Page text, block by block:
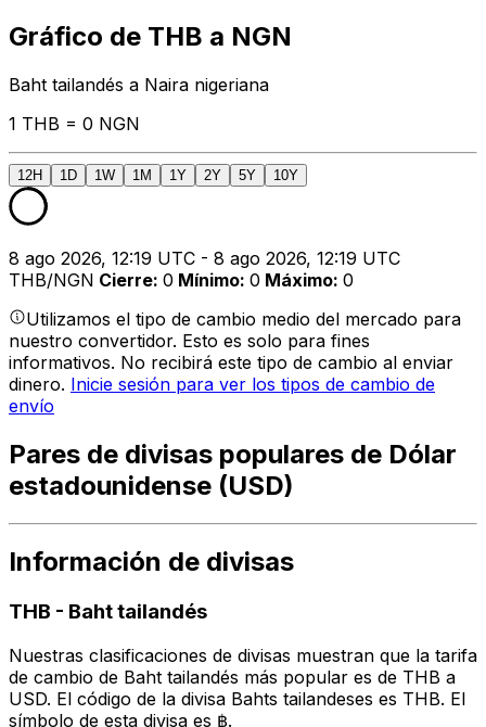
Gráfico de THB a NGN
Baht tailandés a Naira nigeriana
1 THB = 0 NGN
12H 1D 1W 1M 1Y 2Y 5Y 10Y
8 ago 2026, 12:19 UTC - 8 ago 2026, 12:19 UTC
THB/NGN Cierre: 0 Mínimo: 0 Máximo: 0
Utilizamos el tipo de cambio medio del mercado para
nuestro convertidor. Esto es solo para fines
informativos. No recibirá este tipo de cambio al enviar
dinero. Inicie sesión para ver los tipos de cambio de
envío
Pares de divisas populares de Dólar
estadounidense (USD)
Información de divisas
THB - Baht tailandés
Nuestras clasificaciones de divisas muestran que la tarifa
de cambio de Baht tailandés más popular es de THB a
USD. El código de la divisa Bahts tailandeses es THB. El
símbolo de esta divisa es ฿.